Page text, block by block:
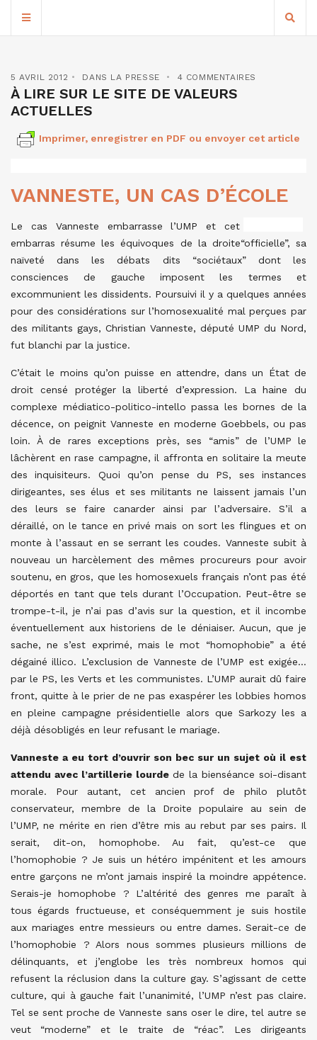
5 AVRIL 2012 DANS LA PRESSE 4 COMMENTAIRES
À LIRE SUR LE SITE DE VALEURS
ACTUELLES
Imprimer, enregistrer en PDF ou envoyer cet article
VANNESTE, UN CAS D’ÉCOLE
Le cas Vanneste embarrasse l’UMP et cet
embarras résume les équivoques de la droite“officielle”, sa
naïveté dans les débats dits “sociétaux” dont les
consciences de gauche imposent les termes et
excommunient les dissidents. Poursuivi il y a quelques années
pour des considérations sur l’homosexualité mal perçues par
des militants gays, Christian Vanneste, député UMP du Nord,
fut blanchi par la justice.
C’était le moins qu’on puisse en attendre, dans un État de
droit censé protéger la liberté d’expression. La haine du
complexe médiatico-politico-intello passa les bornes de la
décence, on peignit Vanneste en moderne Goebbels, ou pas
loin. À de rares exceptions près, ses “amis” de l’UMP le
lâchèrent en rase campagne, il affronta en solitaire la meute
des inquisiteurs. Quoi qu’on pense du PS, ses instances
dirigeantes, ses élus et ses militants ne laissent jamais l’un
des leurs se faire canarder ainsi par l’adversaire. S’il a
déraillé, on le tance en privé mais on sort les flingues et on
monte à l’assaut en se serrant les coudes. Vanneste subit à
nouveau un harcèlement des mêmes procureurs pour avoir
soutenu, en gros, que les homosexuels français n’ont pas été
déportés en tant que tels durant l’Occupation. Peut-être se
trompe-t-il, je n’ai pas d’avis sur la question, et il incombe
éventuellement aux historiens de le déniaiser. Aucun, que je
sache, ne s’est exprimé, mais le mot “homophobie” a été
dégainé illico. L’exclusion de Vanneste de l’UMP est exigée…
par le PS, les Verts et les communistes. L’UMP aurait dû faire
front, quitte à le prier de ne pas exaspérer les lobbies homos
en pleine campagne présidentielle alors que Sarkozy les a
déjà désobligés en leur refusant le mariage.
Vanneste a eu tort d’ouvrir son bec sur un sujet où il est
attendu avec l’artillerie lourde de la bienséance soi-disant
morale. Pour autant, cet ancien prof de philo plutôt
conservateur, membre de la Droite populaire au sein de
l’UMP, ne mérite en rien d’être mis au rebut par ses pairs. Il
serait, dit-on, homophobe. Au fait, qu’est-ce que
l’homophobie ? Je suis un hétéro impénitent et les amours
entre garçons ne m’ont jamais inspiré la moindre appétence.
Serais-je homophobe ? L’altérité des genres me paraît à
tous égards fructueuse, et conséquemment je suis hostile
aux mariages entre messieurs ou entre dames. Serait-ce de
l’homophobie ? Alors nous sommes plusieurs millions de
délinquants, et j’englobe les très nombreux homos qui
refusent la réclusion dans la culture gay. S’agissant de cette
culture, qui à gauche fait l’unanimité, l’UMP n’est pas claire.
Tel se sent proche de Vanneste sans oser le dire, tel autre se
veut “moderne” et le traite de “réac”. Les dirigeants